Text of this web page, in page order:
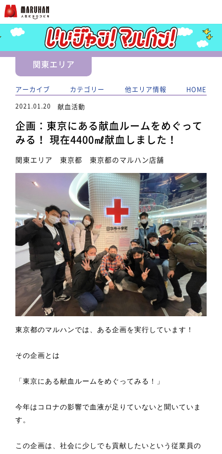
関東エリア
アーカイブ カテゴリー 他エリア情報 HOME
2021.01.20 献血活動
企画：東京にある献血ルームをめぐって
みる！ 現在4400㎖献血しました！
関東エリア 東京都 東京都のマルハン店舗
東京都のマルハンでは、ある企画を実行しています！
その企画とは
「東京にある献血ルームをめぐってみる！」
今年はコロナの影響で血液が足りていないと聞いていま
す。
この企画は、社会に少しでも貢献したいという従業員の